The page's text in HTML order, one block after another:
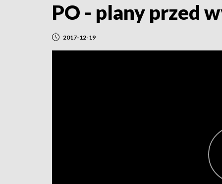
PO - plany przed
2017-12-19